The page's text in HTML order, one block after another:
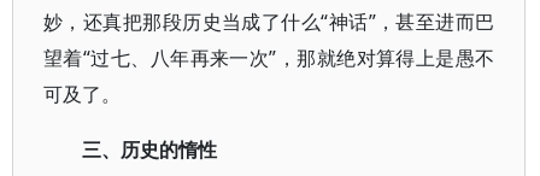
妙，还真把那段历史当成了什么“神话”，甚至进而巴
望着“过七、八年再来一次”，那就绝对算得上是愚不
可及了。
三、历史的惰性